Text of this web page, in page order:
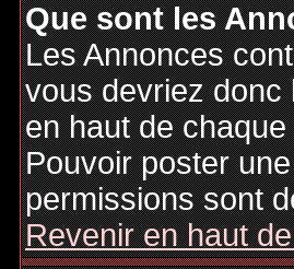
Que sont les
Les Annonces
vous devriez donc
en haut de
Pouvoir poster
permissions sont
Revenir en haut